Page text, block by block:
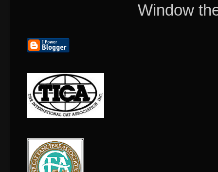
Window